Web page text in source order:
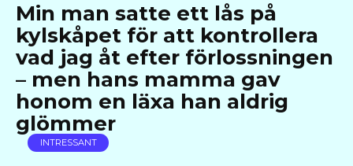
Min man satte ett lås på
kylskåpet för att kontrollera
vad jag åt efter förlossningen
– men hans mamma gav
honom en läxa han aldrig
glömmer
INTRESSANT